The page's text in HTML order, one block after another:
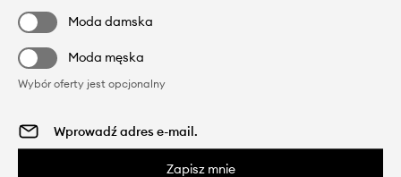
Moda damska
Moda męska
Wybór oferty jest opcjonalny
Zapisz mnie